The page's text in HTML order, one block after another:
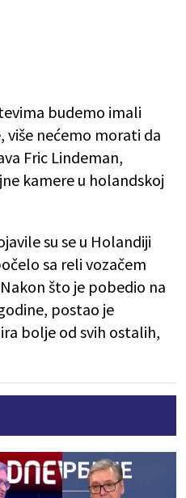
budemo imali
nećemo morati da
Fric Lindeman,
kamere u holandskoj
su se u Holandiji
sa reli vozačem
što je pobedio na
postao je
bolje od svih ostalih,